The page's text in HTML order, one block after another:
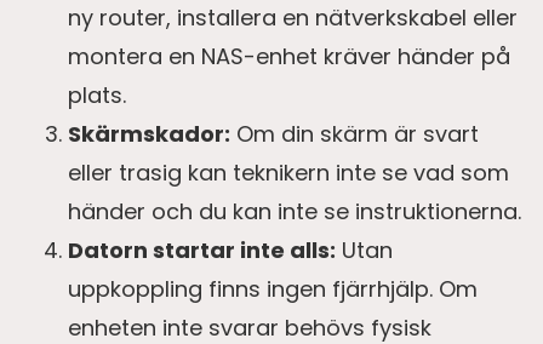
ny router, installera en nätverkskabel eller
montera en NAS-enhet kräver händer på
plats.
Skärmskador: Om din skärm är svart
eller trasig kan teknikern inte se vad som
händer och du kan inte se instruktionerna.
Datorn startar inte alls: Utan
uppkoppling finns ingen fjärrhjälp. Om
enheten inte svarar behövs fysisk